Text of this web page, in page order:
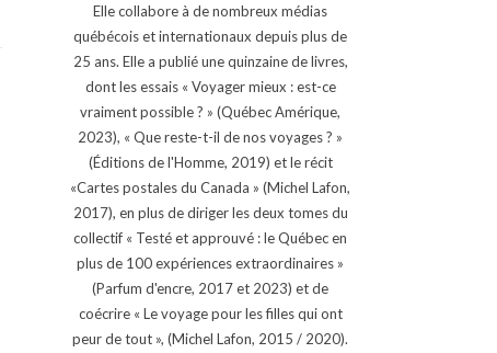
Elle collabore à de nombreux médias
québécois et internationaux depuis plus de
25 ans. Elle a publié une quinzaine de livres,
dont les essais « Voyager mieux : est-ce
vraiment possible ? » (Québec Amérique,
2023), « Que reste-t-il de nos voyages ? »
(Éditions de l'Homme, 2019) et le récit
«Cartes postales du Canada » (Michel Lafon,
2017), en plus de diriger les deux tomes du
collectif « Testé et approuvé : le Québec en
plus de 100 expériences extraordinaires »
(Parfum d'encre, 2017 et 2023) et de
coécrire « Le voyage pour les filles qui ont
peur de tout », (Michel Lafon, 2015 / 2020).